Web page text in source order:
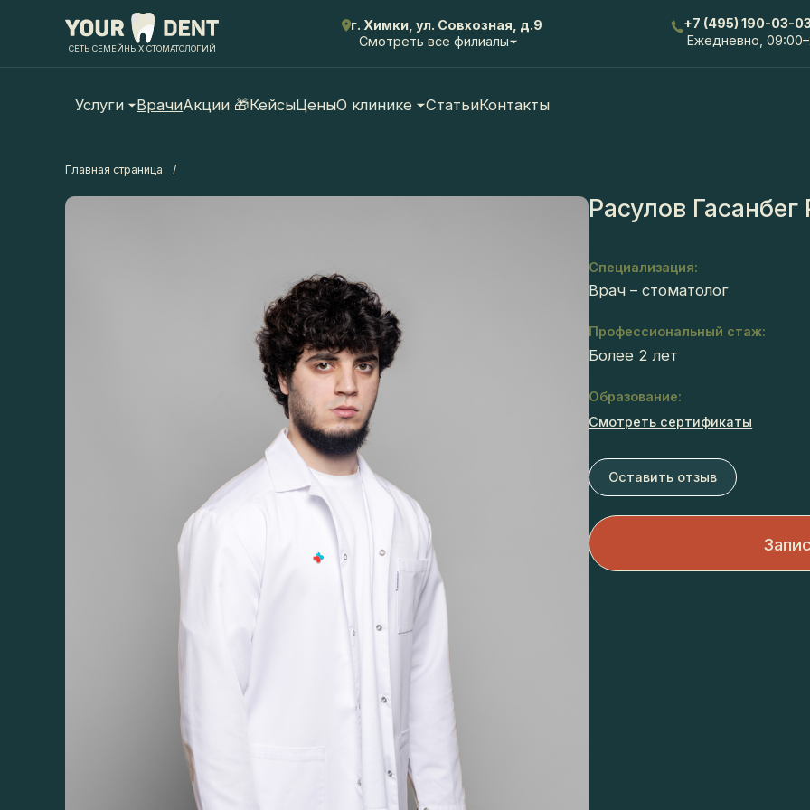
СЕТЬ СЕМЕЙНЫХ СТОМАТОЛОГИЙ
г. Химки, ул. Совхозная, д.9
Смотреть все филиалы
+7 (495) 190-03-03
Ежедневно,
Услуги ВрачиАкции 🎁КейсыЦеныО клинике СтатьиКонтакты
Главная страница
Расулов Гасанбег
Врач – стоматолог
Более 2 лет
Смотреть сертификаты
Оставить отзыв